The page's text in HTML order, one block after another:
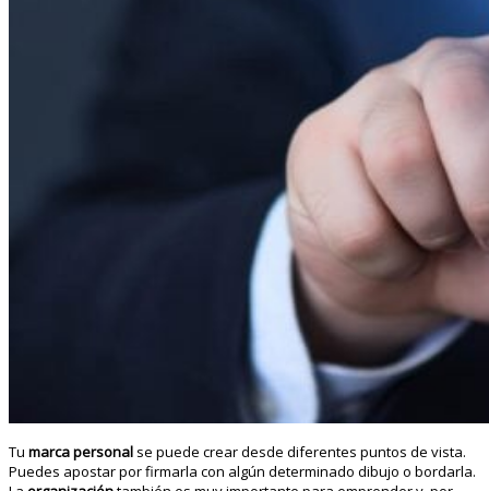
Tu marca personal se puede crear desde diferentes puntos de vista.
Puedes apostar por firmarla con algún determinado dibujo o bordarla.